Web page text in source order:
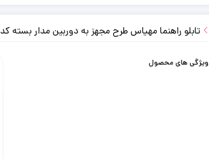
تابلو راهنما مهیاس طرح مجهز به دوربین مدار بسته کدof-8
ویژگی های محصول